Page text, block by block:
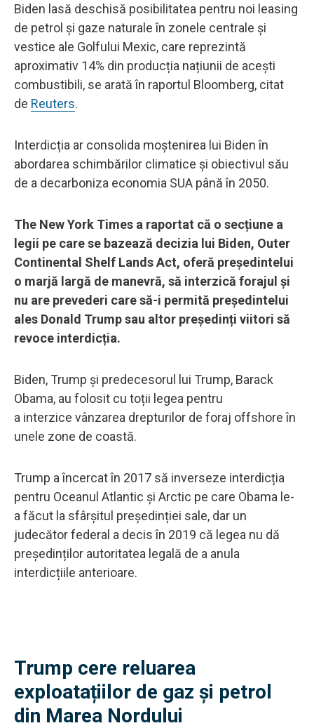
Biden lasă deschisă posibilitatea pentru noi leasing
de petrol și gaze naturale în zonele centrale și
vestice ale Golfului Mexic, care reprezintă
aproximativ 14% din producția națiunii de acești
combustibili, se arată în raportul Bloomberg, citat
de Reuters.
Interdicția ar consolida moștenirea lui Biden în
abordarea schimbărilor climatice și obiectivul său
de a decarboniza economia SUA până în 2050.
The New York Times a raportat că o secțiune a
legii pe care se bazează decizia lui Biden, Outer
Continental Shelf Lands Act, oferă președintelui
o marjă largă de manevră, să interzică forajul și
nu are prevederi care să-i permită președintelui
ales Donald Trump sau altor președinți viitori să
revoce interdicția.
Biden, Trump și predecesorul lui Trump, Barack
Obama, au folosit cu toții legea pentru
a interzice vânzarea drepturilor de foraj offshore în
unele zone de coastă.
Trump a încercat în 2017 să inverseze interdicția
pentru Oceanul Atlantic și Arctic pe care Obama le-
a făcut la sfârșitul președinției sale, dar un
judecător federal a decis în 2019 că legea nu dă
președinților autoritatea legală de a anula
interdicțiile anterioare.
Trump cere reluarea
exploatațiilor de gaz și petrol
din Marea Nordului